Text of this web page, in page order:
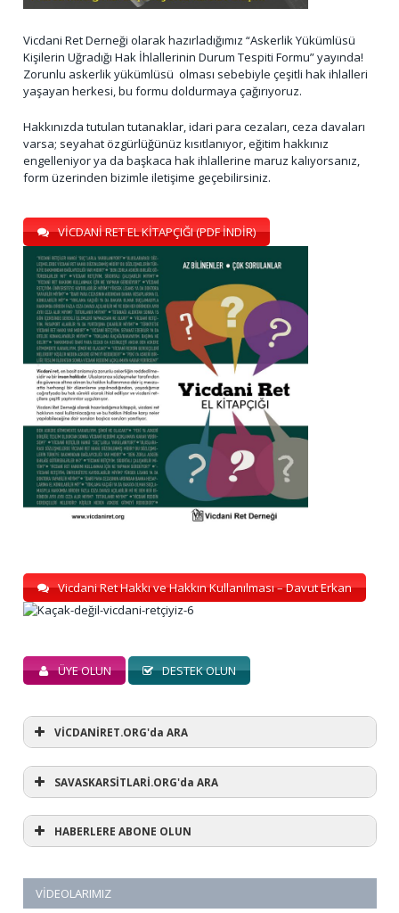
Vicdani Ret Derneği olarak hazırladığımız “Askerlik Yükümlüsü
Kişilerin Uğradığı Hak İhlallerinin Durum Tespiti Formu” yayında!
Zorunlu askerlik yükümlüsü olması sebebiyle çeşitli hak ihlalleri
yaşayan herkesi, bu formu doldurmaya çağırıyoruz.
Hakkınızda tutulan tutanaklar, idari para cezaları, ceza davaları
varsa; seyahat özgürlüğünüz kısıtlanıyor, eğitim hakkınız
engelleniyor ya da başkaca hak ihlallerine maruz kalıyorsanız,
form üzerinden bizimle iletişime geçebilirsiniz.
VİCDANİ RET EL KİTAPÇIĞI (PDF İNDİR)
Vicdani Ret Hakkı ve Hakkın Kullanılması – Davut Erkan
ÜYE OLUN DESTEK OLUN
VİCDANİRET.ORG'da ARA
SAVASKARSİTLARİ.ORG'da ARA
HABERLERE ABONE OLUN
VIDEOLARIMIZ